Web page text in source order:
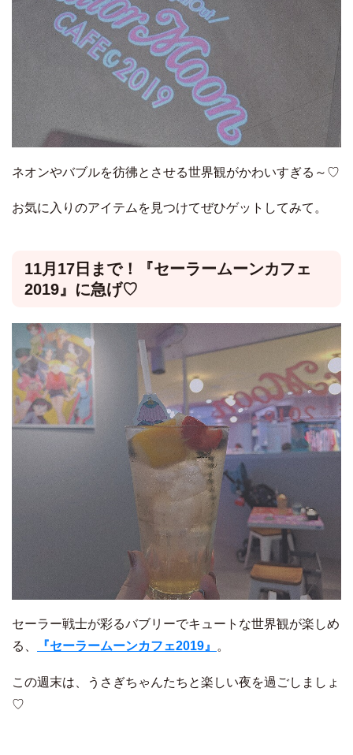
ネオンやバブルを彷彿とさせる世界観がかわいすぎる～♡
お気に入りのアイテムを見つけてぜひゲットしてみて。
11月17日まで！『セーラームーンカフェ
2019』に急げ♡
セーラー戦士が彩るバブリーでキュートな世界観が楽しめ
る、
『セーラームーンカフェ2019』 。
この週末は、うさぎちゃんたちと楽しい夜を過ごしましょ
♡